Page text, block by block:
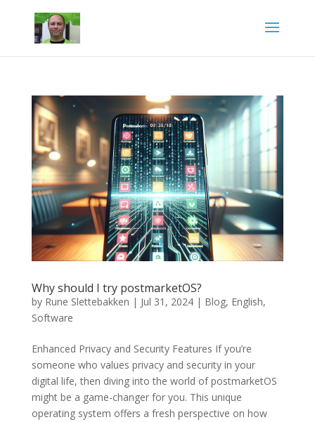
Why should I try postmarketOS?
by Rune Slettebakken | Jul 31, 2024| Blog, English,
Software
Enhanced Privacy and Security Features If you’re
someone who values privacy and security in your
digital life, then diving into the world of postmarketOS
might be a game-changer for you. This unique
operating system offers a fresh perspective on how